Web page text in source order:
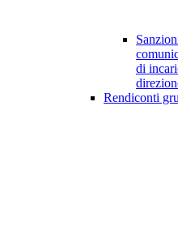
di
Rendiconti